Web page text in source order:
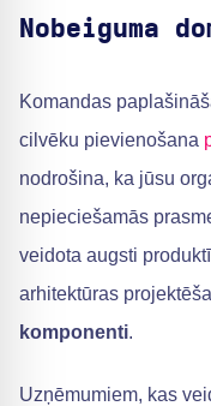
Nobeiguma
Komandas
cilvēku pievienošana
nodrošina, ka jūsu
nepieciešamās
veidota augsti
arhitektūras
komponenti.
Uzņēmumiem, kas